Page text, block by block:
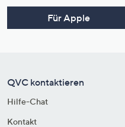
Für Apple
QVC kontaktieren
Hilfe-Chat
Kontakt